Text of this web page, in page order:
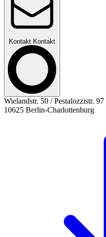
Kontakt Kontakt
Wielandstr. 50 / Pestalozzistr. 97
10625 Berlin-Charlottenburg